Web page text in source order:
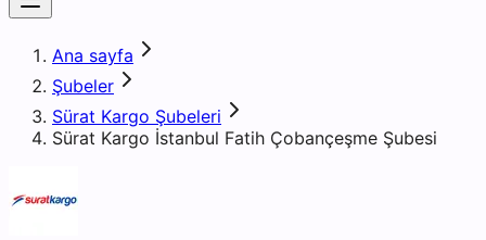
Ana sayfa
Şubeler
Sürat Kargo Şubeleri
Sürat Kargo İstanbul Fatih Çobançeşme Şubesi